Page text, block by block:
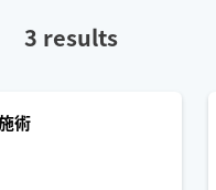
3 results
術